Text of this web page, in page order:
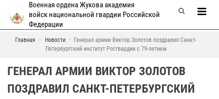
Военная ордена Жукова академия
войск национальной гвардии Российской
Федерации
Главная Новости
Генерал армии Виктор Золотов поздравил Санкт-
Петербургский институт Росгвардии с 79-летием
ГЕНЕРАЛ АРМИИ ВИКТОР ЗОЛОТОВ
ПОЗДРАВИЛ САНКТ-ПЕТЕРБУРГСКИЙ